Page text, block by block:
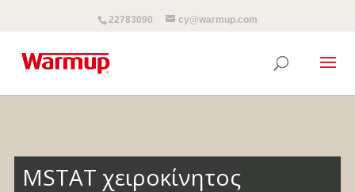
22783090 cy@warmup.com
MSTAT χειροκίνητος